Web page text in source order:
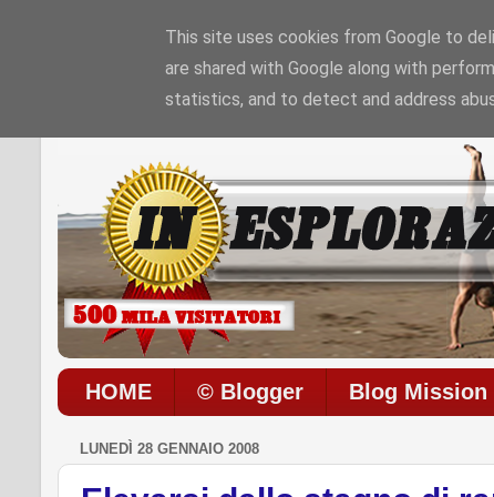
10:35:7 AMdiSabato 08 / 08 / 2026
HOME © Blogger Blog Mission
LUNEDÌ 28 GENNAIO 2008
This site uses cookies from Google to
are shared with Google along with
statistics, and to detect and address